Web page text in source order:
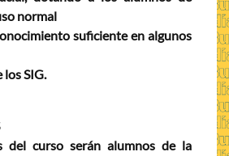
normal
suficiente en algunos
los SIG.
del curso serán alumnos de la